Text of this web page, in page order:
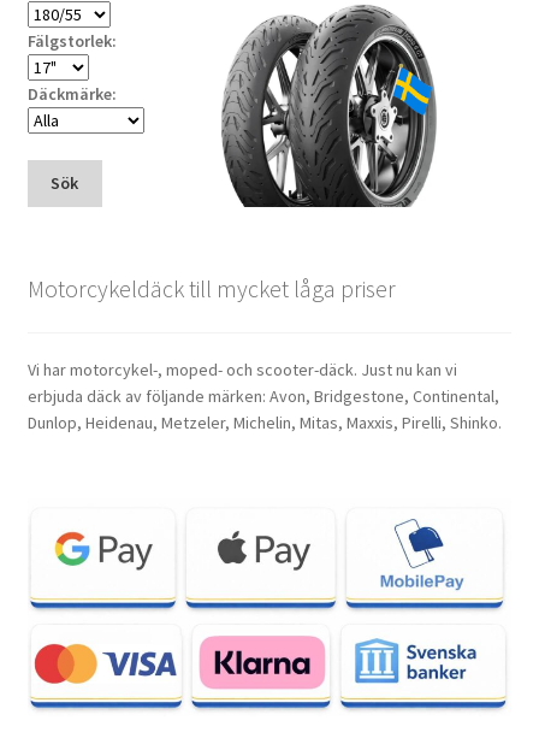
Fälgstorlek:
Däckmärke:
Sök
Motorcykeldäck till mycket låga priser
Vi har motorcykel-, moped- och scooter-däck. Just nu kan vi
erbjuda däck av följande märken: Avon, Bridgestone, Continental,
Dunlop, Heidenau, Metzeler, Michelin, Mitas, Maxxis, Pirelli, Shinko.